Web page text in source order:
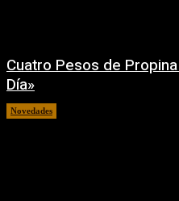
Cuatro Pesos de
Día»
Novedades